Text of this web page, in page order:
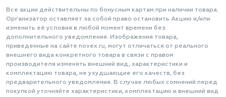
Все акции действительны по бонусным картам при наличии товара.
Организатор оставляет за собой право остановить Акцию и/или
изменить её условия в любой момент времени без
дополнительного уведомления. Изображения товара,
приведенные на сайте novex.ru, могут отличаться от реального
внешнего вида конкретного товара в связи с правом
производителя изменять внешний вид, характеристики и
комплектацию товара, не ухудшающие его качеств, без
предварительного уведомления. В случае любых сомнений перед
покупкой уточняйте характеристики, комплектацию и внешний вид